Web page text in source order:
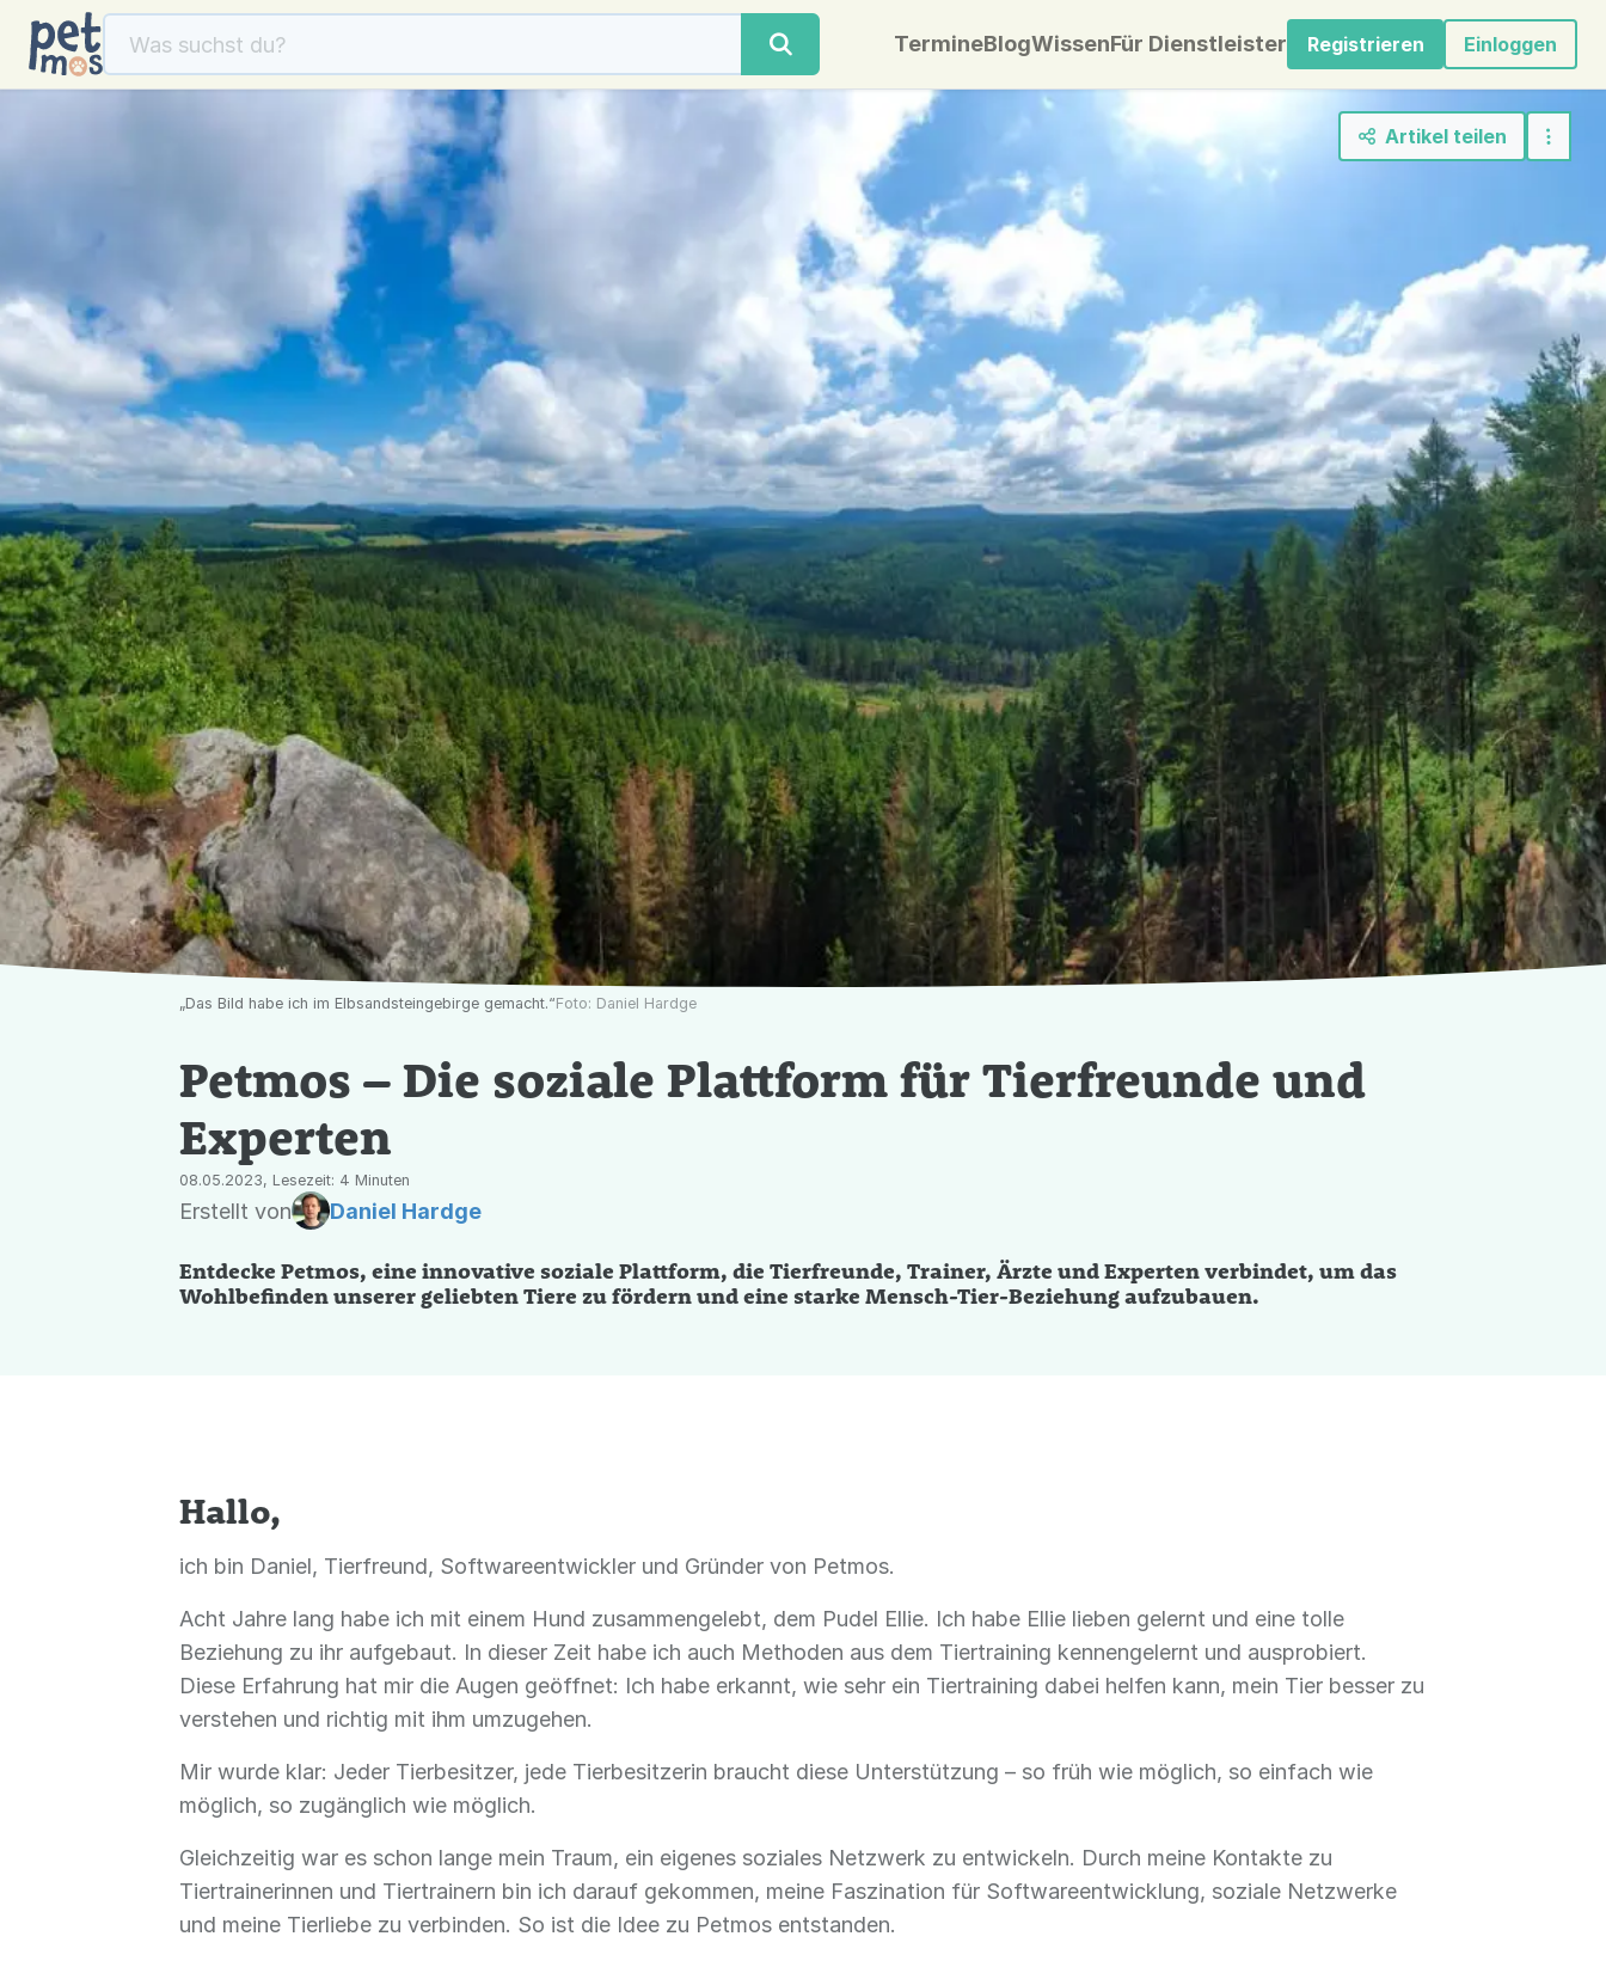
TermineBlogWissenFür Dienstleister Registrieren Einloggen
Artikel teilen
„Das Bild habe ich im Elbsandsteingebirge gemacht.“Foto: Daniel Hardge
Petmos – Die soziale Plattform für Tierfreunde und
Experten
08.05.2023, Lesezeit: 4 Minuten
Erstellt von Daniel Hardge
Entdecke Petmos, eine innovative soziale Plattform, die Tierfreunde, Trainer, Ärzte und Experten verbindet, um das
Wohlbefinden unserer geliebten Tiere zu fördern und eine starke Mensch-Tier-Beziehung aufzubauen.
Hallo,
ich bin Daniel, Tierfreund, Softwareentwickler und Gründer von Petmos.
Acht Jahre lang habe ich mit einem Hund zusammengelebt, dem Pudel Ellie. Ich habe Ellie lieben gelernt und eine tolle
Beziehung zu ihr aufgebaut. In dieser Zeit habe ich auch Methoden aus dem Tiertraining kennengelernt und ausprobiert.
Diese Erfahrung hat mir die Augen geöffnet: Ich habe erkannt, wie sehr ein Tiertraining dabei helfen kann, mein Tier besser zu
verstehen und richtig mit ihm umzugehen.
Mir wurde klar: Jeder Tierbesitzer, jede Tierbesitzerin braucht diese Unterstützung – so früh wie möglich, so einfach wie
möglich, so zugänglich wie möglich.
Gleichzeitig war es schon lange mein Traum, ein eigenes soziales Netzwerk zu entwickeln. Durch meine Kontakte zu
Tiertrainerinnen und Tiertrainern bin ich darauf gekommen, meine Faszination für Softwareentwicklung, soziale Netzwerke
und meine Tierliebe zu verbinden. So ist die Idee zu Petmos entstanden.